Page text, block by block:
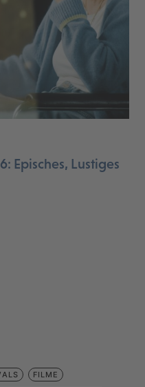
Episches, Lustiges
FILME